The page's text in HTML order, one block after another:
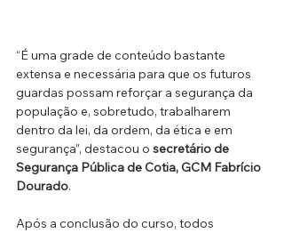
“É uma grade de conteúdo bastante
extensa e necessária para que os futuros
guardas possam reforçar a segurança da
população e, sobretudo, trabalharem
dentro da lei, da ordem, da ética e em
segurança”, destacou o secretário de
Segurança Pública de Cotia, GCM Fabrício
Dourado.
Após a conclusão do curso, todos